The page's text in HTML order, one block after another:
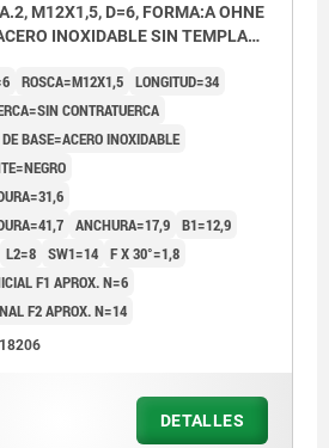
M12X1,5, D=6, FORMA:A OHNE
INOXIDABLE SIN TEMPLAR
ROSCA=M12X1,5 LONGITUD=34
CONTRATUERCA
BASE=ACERO INOXIDABLE
ANCHURA=17,9 B1=12,9
L2=8 SW1=14 F X 30°=1,8
F1 APROX. N=6
F2 APROX. N=14
DETALLES